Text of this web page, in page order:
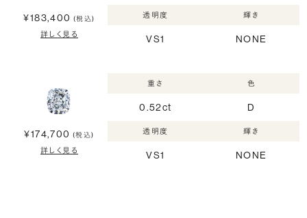
¥183,400 (税込)
詳しく見る
透明度
VS1
輝き
NONE
¥174,700 (税込)
詳しく見る
重さ
0.52ct
色
D
透明度
VS1
輝き
NONE